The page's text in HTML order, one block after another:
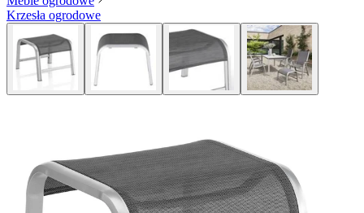
Krzesła ogrodowe